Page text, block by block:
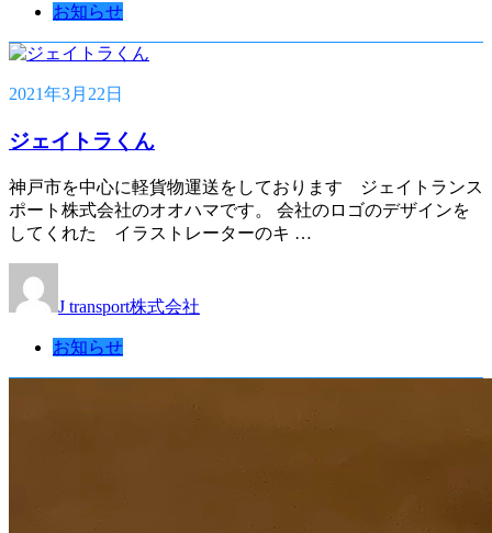
お知らせ
2021年3月22日
ジェイトラくん
神戸市を中心に軽貨物運送をしております ジェイトランス
ポート株式会社のオオハマです。 会社のロゴのデザインを
してくれた イラストレーターのキ …
J transport株式会社
お知らせ